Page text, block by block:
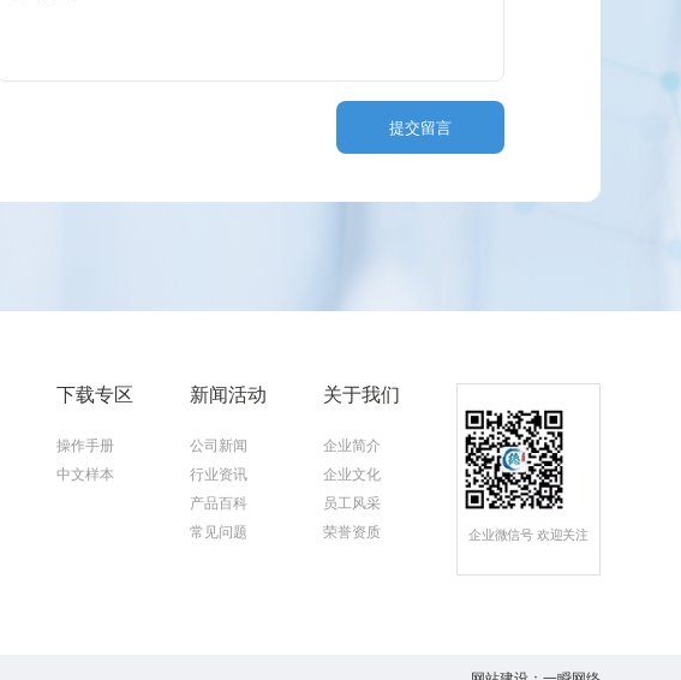
提交留言
下载专区
操作手册
中文样本
新闻活动
公司新闻
行业资讯
产品百科
常见问题
关于我们
企业简介
企业文化
员工风采
荣誉资质
企业微信号 欢迎关注